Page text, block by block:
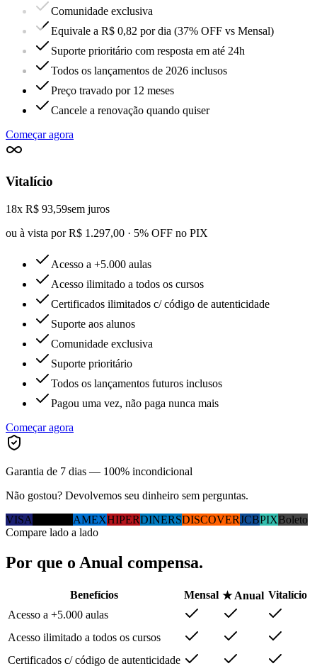
Comunidade exclusiva
Equivale a R$ 0,82 por dia (37% OFF vs Mensal)
Suporte prioritário com resposta em até 24h
Todos os lançamentos de 2026 inclusos
Preço travado por 12 meses
Cancele a renovação quando quiser
Começar agora
Vitalício
18x R$ 93,59sem juros
ou à vista por R$ 1.297,00 · 5% OFF no PIX
Acesso a +5.000 aulas
Acesso ilimitado a todos os cursos
Certificados ilimitados c/ código de autenticidade
Suporte aos alunos
Comunidade exclusiva
Suporte prioritário
Todos os lançamentos futuros inclusos
Pagou uma vez, não paga nunca mais
Começar agora
Garantia de 7 dias — 100% incondicional
Não gostou? Devolvemos seu dinheiro sem perguntas.
VISA
AMEXHIPERDINERSDISCOVERJCBPIXBoleto
Compare lado a lado
Por que o Anual compensa.
Benefícios Mensal ★ Anual Vitalício
Acesso a +5.000 aulas
Acesso ilimitado a todos os cursos
Certificados c/ código de autenticidade